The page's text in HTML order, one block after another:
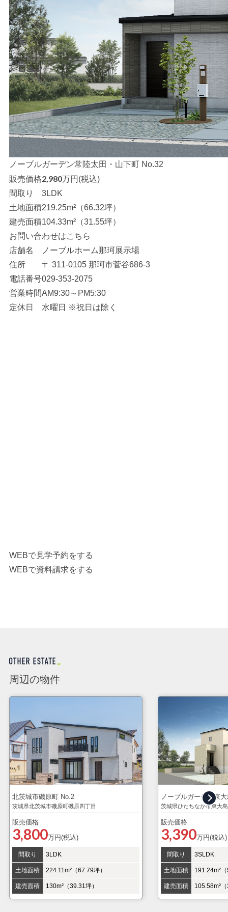
ノーブルガーデン常陸太田・山下町 No.32
販売価格2,980万円(税込)
間取り
3LDK
土地面積219.25m²（66.32坪）
建売面積104.33m²（31.55坪）
お問い合わせはこちら
店舗名
ノーブルホーム那珂展示場
住所
〒 311-0105 那珂市菅谷686-3
電話番号029-353-2075
営業時間AM9:30～PM5:30
定休日
水曜日 ※祝日は除く
WEBで見学予約をする
WEBで資料請求をする
周辺の物件
北茨城市磯原町 No.2
茨城県北茨城市磯原町磯原四丁目
販売価格
3,800万円(税込)
間取り 3LDK
土地面積 224.11m²（67.79坪）
建売面積 130m²（39.31坪）
ノーブルガーデン東
茨城県ひたちなか市東大
販売価格
3,390万円(税込)
間取り 3SLDK
土地面積 191.24m²
建売面積 105.58m²